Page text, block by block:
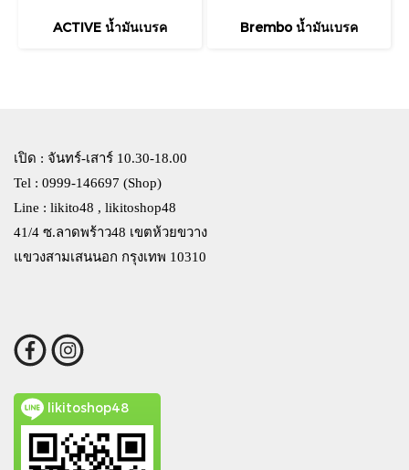
ACTIVE น้ำมันเบรค Brembo น้ำมันเบรค
เปิด : จันทร์-เสาร์ 10.30-18.00
Tel : 0999-146697 (Shop)
Line : likito48 , likitoshop48
41/4 ซ.ลาดพร้าว48 เขตห้วยขวาง
แขวงสามเสนนอก กรุงเทพ 10310
likitoshop48